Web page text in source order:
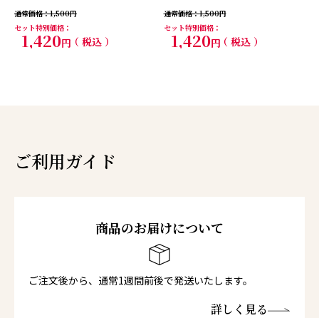
通常価格
1,500
セット特別価格
1,420 税込
通常価格
1,500
セット特別価格
1,420 税込
ご利用ガイド
商品のお届けについて
ご注文後から、通常1週間前後で発送いたします。
詳しく見る